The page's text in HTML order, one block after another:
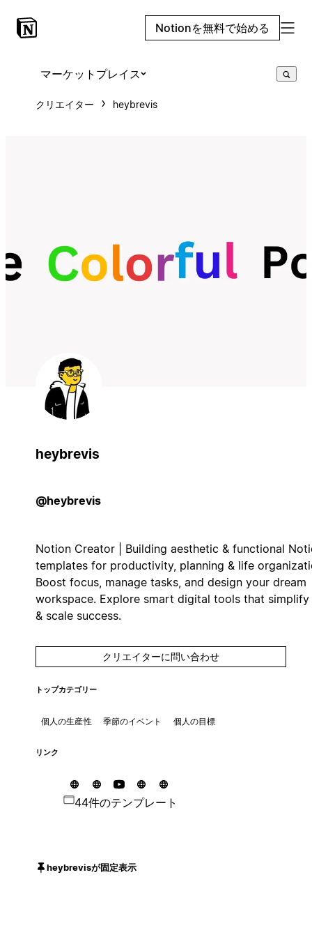
Notionを無料で始める
マーケットプレイス
クリエイター heybrevis
heybrevis
@heybrevis
Notion Creator | Building aesthetic & functional
templates for productivity, planning & life
Boost focus, manage tasks, and design your dream
workspace. Explore smart digital tools that
& scale success.
クリエイターに問い合わせ
トップカテゴリー
個人の生産性 季節のイベント 個人の目標
リンク
44件のテンプレート
heybrevisが固定表示